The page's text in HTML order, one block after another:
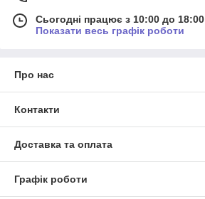
Сьогодні працює з 10:00 до 18:00
Показати весь графік роботи
Про нас
Контакти
Доставка та оплата
Графік роботи